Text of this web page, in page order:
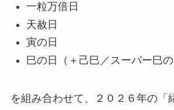
一粒万倍日
天赦日
寅の日
巳の日（＋己巳／スーパー巳の
を組み合わせて、２０２６年の「